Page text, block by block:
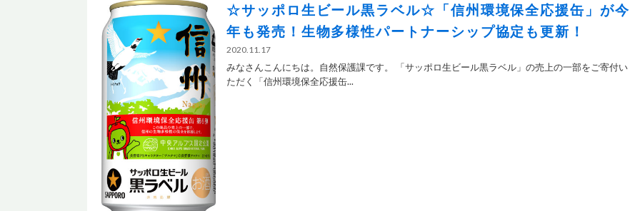
☆サッポロ生ビール黒ラベル☆「信州環境保全応援缶」が今
年も発売！生物多様性パートナーシップ協定も更新！
2020.11.17
みなさんこんにちは。自然保護課です。 「サッポロ生ビール黒ラベル」の売上の一部をご寄付い
ただく「信州環境保全応援缶...